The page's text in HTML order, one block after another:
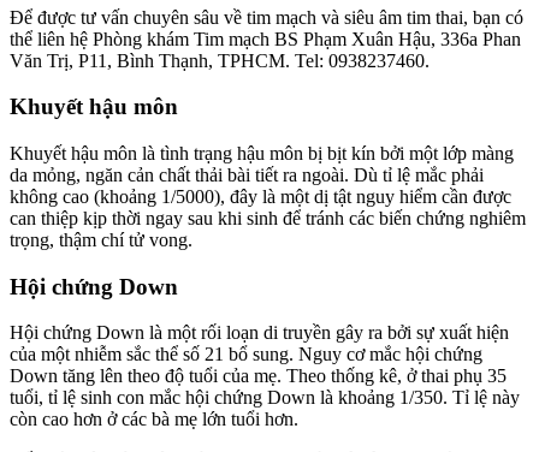
Để được tư vấn chuyên sâu về tim mạch và siêu âm tim thai, bạn có
thể liên hệ Phòng khám Tim mạch BS Phạm Xuân Hậu, 336a Phan
Văn Trị, P11, Bình Thạnh, TPHCM. Tel: 0938237460.
Khuyết hậu môn
Khuyết hậu môn là tình trạng hậu môn bị bịt kín bởi một lớp màng
da mỏng, ngăn cản chất thải bài tiết ra ngoài. Dù tỉ lệ mắc phải
không cao (khoảng 1/5000), đây là một dị tật nguy hiểm cần được
can thiệp kịp thời ngay sau khi sinh để tránh các biến chứng nghiêm
trọng, thậm chí tử vong.
Hội chứng Down
Hội chứng Down là một rối loạn di truyền gây ra bởi sự xuất hiện
của một nhiễm sắc thể số 21 bổ sung. Nguy cơ mắc hội chứng
Down tăng lên theo độ tuổi của mẹ. Theo thống kê, ở thai phụ 35
tuổi, tỉ lệ sinh con mắc hội chứng Down là khoảng 1/350. Tỉ lệ này
còn cao hơn ở các bà mẹ lớn tuổi hơn.